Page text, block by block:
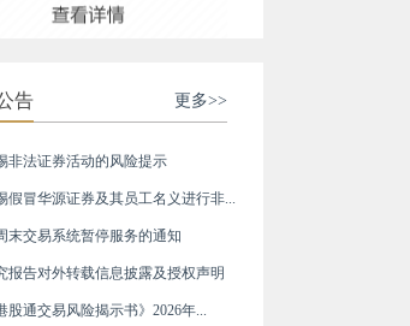
告 更多>>
非法证券活动的风险提示
假冒华源证券及其员工名义进行非...
末交易系统暂停服务的通知
报告对外转载信息披露及授权声明
股通交易风险揭示书》2026年...